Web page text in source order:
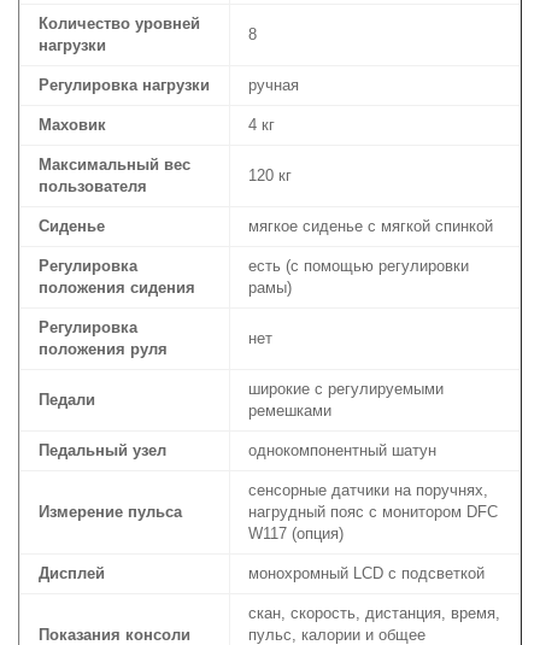
Количество уровней
нагрузки
8
Регулировка нагрузки ручная
Маховик 4 кг
Максимальный вес
пользователя
120 кг
Сиденье мягкое сиденье с мягкой спинкой
Регулировка
положения сидения
есть (с помощью регулировки
рамы)
Регулировка
положения руля
нет
Педали
широкие с регулируемыми
ремешками
Педальный узел однокомпонентный шатун
Измерение пульса
сенсорные датчики на поручнях,
нагрудный пояс с монитором DFC
W117 (опция)
Дисплей монохромный LCD с подсветкой
Показания консоли
скан, cкорость, дистанция, время,
пульс, калории и общее